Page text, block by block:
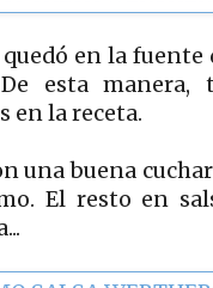
en la
esta manera,
en la receta.
una buena
El resto en